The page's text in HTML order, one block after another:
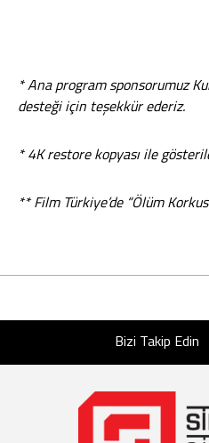
* Ana program sponsorumuz
desteği için teşekkür ederiz.
* 4K restore kopyası ile
** Film Türkiye’de “Ölüm
Bizi Takip Edin